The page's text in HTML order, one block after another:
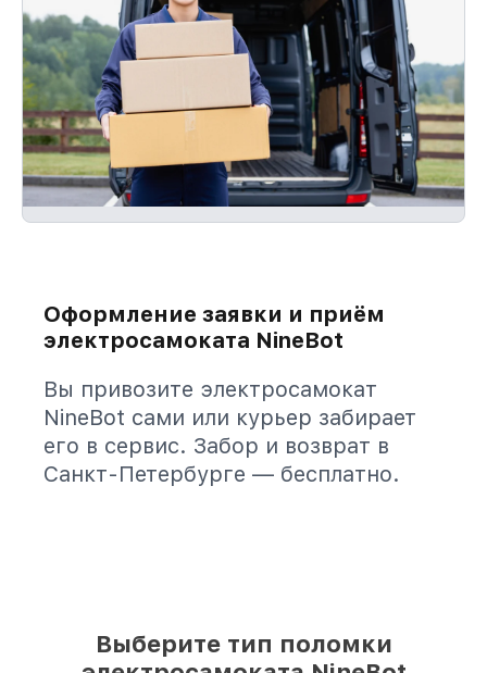
Оформление заявки и приём
электросамоката NineBot
Вы привозите электросамокат
NineBot сами или курьер забирает
его в сервис. Забор и возврат в
Санкт-Петербурге — бесплатно.
Выберите тип поломки